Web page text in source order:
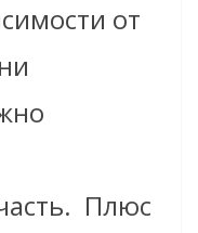
от
Плюс